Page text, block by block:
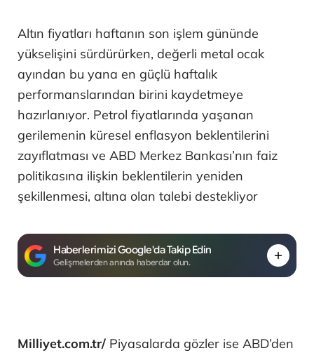
Altın fiyatları haftanın son işlem gününde
yükselişini sürdürürken, değerli metal ocak
ayından bu yana en güçlü haftalık
performanslarından birini kaydetmeye
hazırlanıyor. Petrol fiyatlarında yaşanan
gerilemenin küresel enflasyon beklentilerini
zayıflatması ve ABD Merkez Bankası’nın faiz
politikasına ilişkin beklentilerin yeniden
şekillenmesi, altına olan talebi destekliyor
Haberlerimizi Google'da Takip Edin
Gelişmelerden anında haberdar olun.
Milliyet.com.tr/ Piyasalarda gözler ise ABD’den